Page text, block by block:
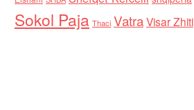
Sokol Paja Thaci VatraVisar Zhiti